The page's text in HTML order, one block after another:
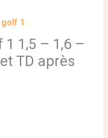
1
1 1,5 – 1,6 –
TD après